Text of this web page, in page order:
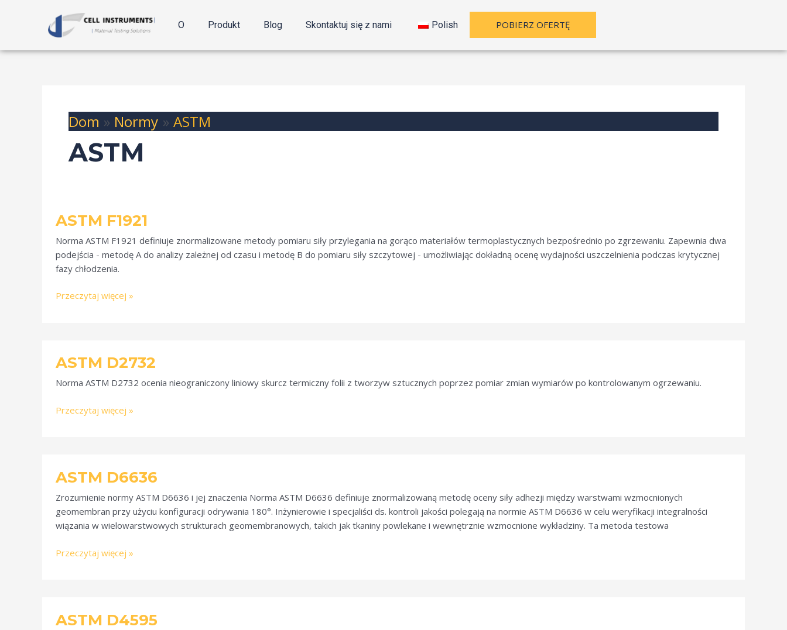
O Produkt Blog Skontaktuj się z nami Polish POBIERZ OFERTĘ
Dom Normy ASTM
ASTM
ASTM F1921
Norma ASTM F1921 definiuje znormalizowane metody pomiaru siły przylegania na gorąco materiałów termoplastycznych bezpośrednio po zgrzewaniu. Zapewnia dwa
podejścia - metodę A do analizy zależnej od czasu i metodę B do pomiaru siły szczytowej - umożliwiając dokładną ocenę wydajności uszczelnienia podczas krytycznej
fazy chłodzenia.
F1921
Przeczytaj więcej »
ASTM D2732
Norma ASTM D2732 ocenia nieograniczony liniowy skurcz termiczny folii z tworzyw sztucznych poprzez pomiar zmian wymiarów po kontrolowanym ogrzewaniu.
D2732
Przeczytaj więcej »
ASTM D6636
Zrozumienie normy ASTM D6636 i jej znaczenia Norma ASTM D6636 definiuje znormalizowaną metodę oceny siły adhezji między warstwami wzmocnionych
geomembran przy użyciu konfiguracji odrywania 180°. Inżynierowie i specjaliści ds. kontroli jakości polegają na normie ASTM D6636 w celu weryfikacji integralności
wiązania w wielowarstwowych strukturach geomembranowych, takich jak tkaniny powlekane i wewnętrznie wzmocnione wykładziny. Ta metoda testowa
D6636
Przeczytaj więcej »
ASTM D4595
D4595